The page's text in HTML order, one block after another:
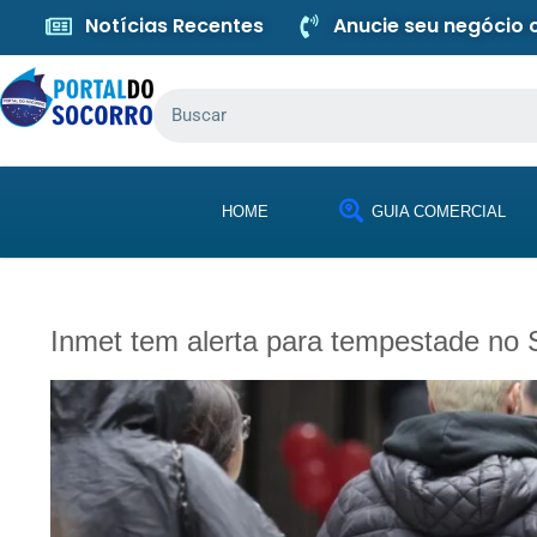
Notícias Recentes Anucie seu negócio
HOME GUIA COMERCIAL
Inmet tem alerta para tempestade no